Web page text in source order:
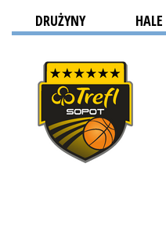
DRUŻYNY HALE